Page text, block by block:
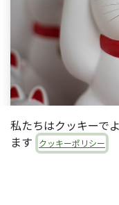
この記事は2018
助金の三次公募
いてご案内した
私たちはクッキーで
ます
クッキーポリシー